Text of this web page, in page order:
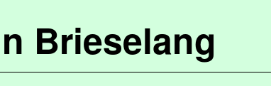
Brieselang